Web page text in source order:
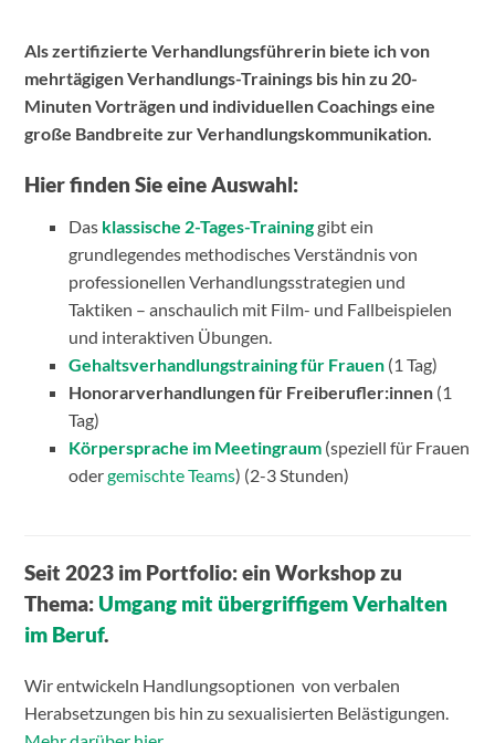
Als zertifizierte Verhandlungsführerin biete ich von
mehrtägigen Verhandlungs-Trainings bis hin zu 20-
Minuten Vorträgen und individuellen Coachings eine
große Bandbreite zur Verhandlungskommunikation.
Hier finden Sie eine Auswahl:
Das klassische 2-Tages-Traininggibt ein
grundlegendes methodisches Verständnis von
professionellen Verhandlungsstrategien und
Taktiken – anschaulich mit Film- und Fallbeispielen
und interaktiven Übungen.
Gehaltsverhandlungstraining für Frauen (1 Tag)
Honorarverhandlungen für Freiberufler:innen (1
Tag)
Körpersprache im Meetingraum (speziell für Frauen
odergemischte Teams) (2-3 Stunden)
Seit 2023 im Portfolio: ein Workshop zu
Thema: Umgang mit übergriffigem Verhalten
im Beruf.
Wir entwickeln Handlungsoptionen von verbalen
Herabsetzungen bis hin zu sexualisierten Belästigungen.